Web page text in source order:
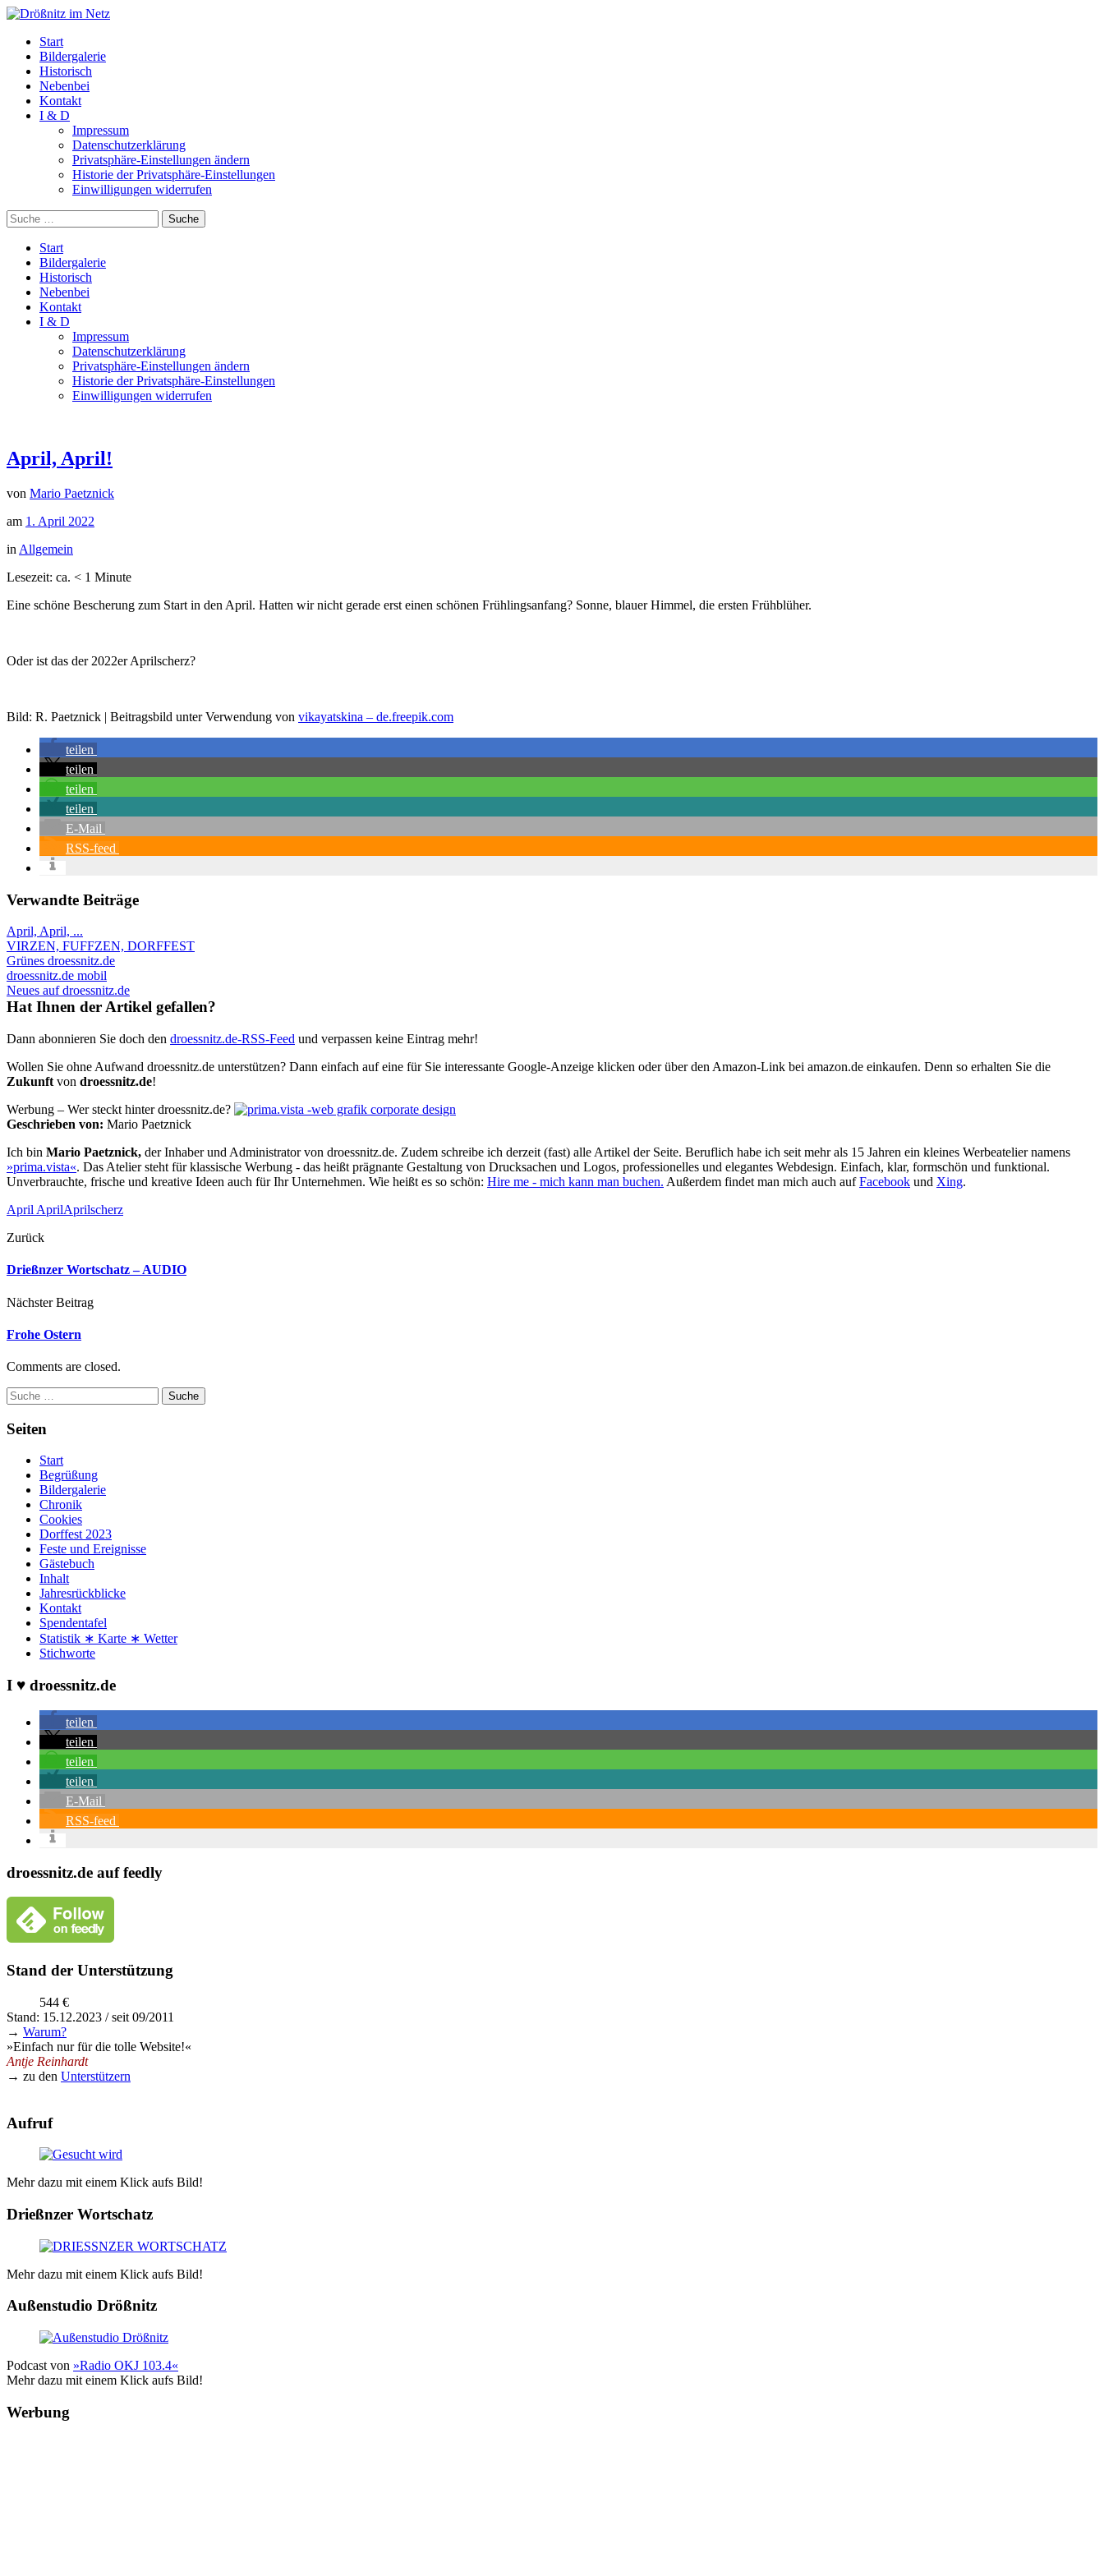
Start
Bildergalerie
Historisch
Nebenbei
Kontakt
I & D
Impressum
Datenschutzerklärung
Privatsphäre-Einstellungen ändern
Historie der Privatsphäre-Einstellungen
Einwilligungen widerrufen
Suche
Start
Bildergalerie
Historisch
Nebenbei
Kontakt
I & D
Impressum
Datenschutzerklärung
Privatsphäre-Einstellungen ändern
Historie der Privatsphäre-Einstellungen
Einwilligungen widerrufen
April, April!
von Mario Paetznick
am 1. April 2022
in Allgemein
Lesezeit: ca. < 1 Minute
Eine schöne Bescherung zum Start in den April. Hatten wir nicht gerade erst einen schönen Frühlingsanfang? Sonne, blauer Himmel, die ersten Frühblüher.
Oder ist das der 2022er Aprilscherz?
Bild: R. Paetznick | Beitragsbild unter Verwendung von vikayatskina – de.freepik.com
teilen
teilen
teilen
teilen
E-Mail
RSS-feed
Verwandte Beiträge
April, April, ...
VIRZEN, FUFFZEN, DORFFEST
Grünes droessnitz.de
droessnitz.de mobil
Neues auf droessnitz.de
Hat Ihnen der Artikel gefallen?
Dann abonnieren Sie doch den droessnitz.de-RSS-Feed und verpassen keine Eintrag mehr!
Wollen Sie ohne Aufwand droessnitz.de unterstützen? Dann einfach auf eine für Sie interessante Google-Anzeige klicken oder über den Amazon-Link bei amazon.de einkaufen. Denn so erhalten Sie die
Zukunft von droessnitz.de!
Werbung – Wer steckt hinter droessnitz.de?
Geschrieben von: Mario Paetznick
Ich bin Mario Paetznick, der Inhaber und Administrator von droessnitz.de. Zudem schreibe ich derzeit (fast) alle Artikel der Seite. Beruflich habe ich seit mehr als 15 Jahren ein kleines Werbeatelier namens
»prima.vista«. Das Atelier steht für klassische Werbung - das heißt prägnante Gestaltung von Drucksachen und Logos, professionelles und elegantes Webdesign. Einfach, klar, formschön und funktional.
Unverbrauchte, frische und kreative Ideen auch für Ihr Unternehmen. Wie heißt es so schön: Hire me - mich kann man buchen. Außerdem findet man mich auch aufFacebook und Xing.
April AprilAprilscherz
Zurück
Drießnzer Wortschatz – AUDIO
Nächster Beitrag
Frohe Ostern
Comments are closed.
Suche
Seiten
Start
Begrüßung
Bildergalerie
Chronik
Cookies
Dorffest 2023
Feste und Ereignisse
Gästebuch
Inhalt
Jahresrückblicke
Kontakt
Spendentafel
Statistik ∗ Karte ∗ Wetter
Stichworte
I ♥ droessnitz.de
teilen
teilen
teilen
teilen
E-Mail
RSS-feed
droessnitz.de auf feedly
Stand der Unterstützung
544 €
Stand: 15.12.2023 / seit 09/2011
→ Warum?
»Einfach nur für die tolle Website!«
Antje Reinhardt
→ zu den Unterstützern
Aufruf
Mehr dazu mit einem Klick aufs Bild!
Drießnzer Wortschatz
Mehr dazu mit einem Klick aufs Bild!
Außenstudio Drößnitz
Podcast von »Radio OKJ 103.4«
Mehr dazu mit einem Klick aufs Bild!
Werbung